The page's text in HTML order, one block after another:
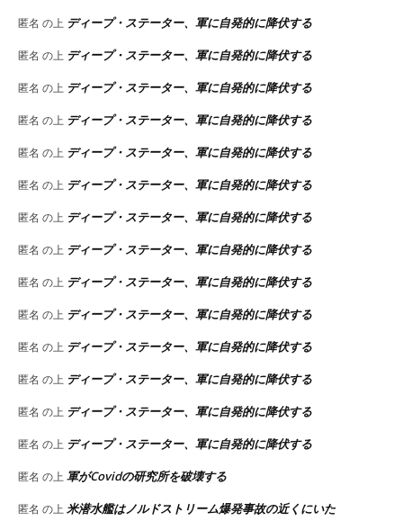
匿名 の上 ディープ・ステーター、軍に自発的に降伏する
匿名 の上 ディープ・ステーター、軍に自発的に降伏する
匿名 の上 ディープ・ステーター、軍に自発的に降伏する
匿名 の上 ディープ・ステーター、軍に自発的に降伏する
匿名 の上 ディープ・ステーター、軍に自発的に降伏する
匿名 の上 ディープ・ステーター、軍に自発的に降伏する
匿名 の上 ディープ・ステーター、軍に自発的に降伏する
匿名 の上 ディープ・ステーター、軍に自発的に降伏する
匿名 の上 ディープ・ステーター、軍に自発的に降伏する
匿名 の上 ディープ・ステーター、軍に自発的に降伏する
匿名 の上 ディープ・ステーター、軍に自発的に降伏する
匿名 の上 ディープ・ステーター、軍に自発的に降伏する
匿名 の上 ディープ・ステーター、軍に自発的に降伏する
匿名 の上 ディープ・ステーター、軍に自発的に降伏する
匿名 の上 軍がCovidの研究所を破壊する
匿名 の上 米潜水艦はノルドストリーム爆発事故の近くにいた